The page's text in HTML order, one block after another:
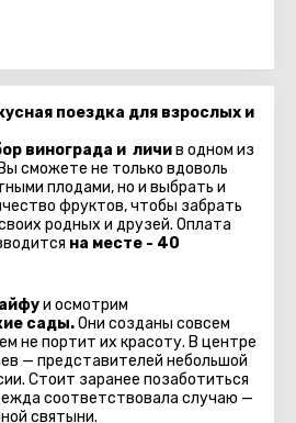
поездка для взрослых и
винограда и личив одном из
сможете не только вдоволь
плодами, но и выбрать и
фруктов, чтобы забрать
родных и друзей. Оплата
на месте - 40
и осмотрим
сады.Они созданы совсем
не портит их красоту. В центре
— представителей небольшой
Стоит заранее позаботиться
соответствовала случаю —
святыни.